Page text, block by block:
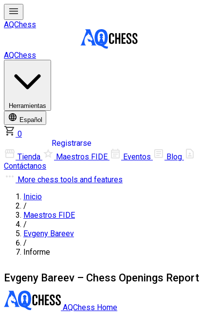
AQChess
AQChess
Herramientas
Español
0
Registrarse
Tienda
Maestros FIDE Eventos
Blog
Contáctanos
More chess tools and features
Inicio
/
Maestros FIDE
/
Evgeny Bareev
/
Informe
Evgeny Bareev – Chess Openings Report
AQChess Home